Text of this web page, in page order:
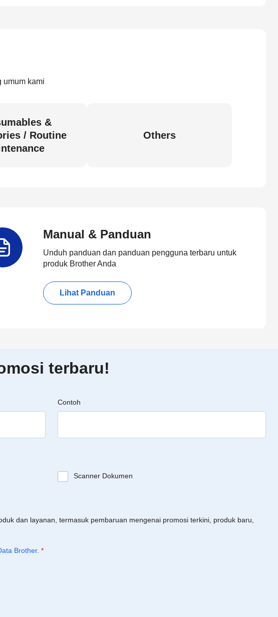
umum kami
&
/ Routine
Others
Manual & Panduan
Unduh panduan dan panduan pengguna terbaru untuk
produk Brother Anda
Lihat Panduan
terbaru!
Contoh
Scanner Dokumen
dan layanan, termasuk pembaruan mengenai promosi terkini, produk baru,
Brother. *